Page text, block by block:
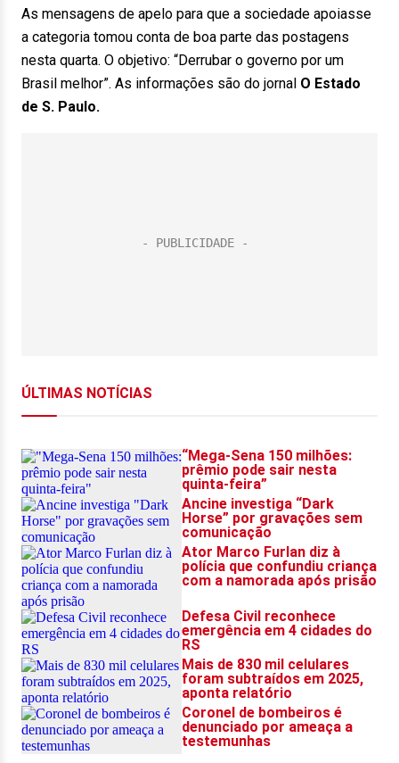
As mensagens de apelo para que a sociedade apoiasse
a categoria tomou conta de boa parte das postagens
nesta quarta. O objetivo: “Derrubar o governo por um
Brasil melhor”. As informações são do jornal O Estado
de S. Paulo.